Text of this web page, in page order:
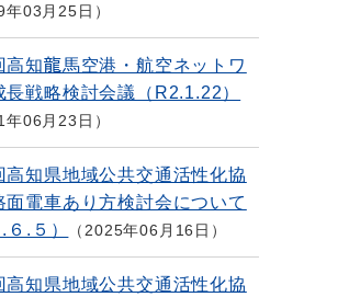
年03月25日
高知龍馬空港・航空ネットワ
長戦略検討会議（R2.1.22）
年06月23日
高知県地域公共交通活性化協
面電車あり方検討会について
６.５）
2025年06月16日
高知県地域公共交通活性化協